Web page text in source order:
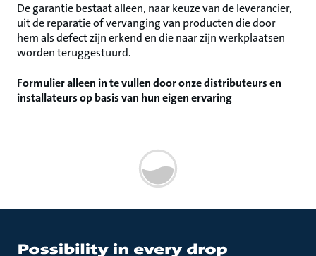
De garantie bestaat alleen, naar keuze van de leverancier,
uit de reparatie of vervanging van producten die door
hem als defect zijn erkend en die naar zijn werkplaatsen
worden teruggestuurd.
Formulier alleen in te vullen door onze distributeurs en
installateurs op basis van hun eigen ervaring